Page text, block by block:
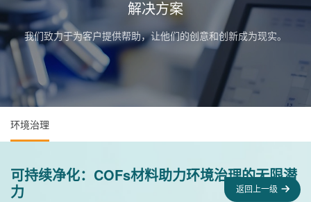
解决方案
我们致力于为客户提供帮助，让他们的创意和创新成为现实。
环境治理
可持续净化：COFs材料助力环境治理的无限潜
力
返回上一级